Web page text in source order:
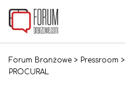
Forum Branżowe > Pressroom >
PROCURAL